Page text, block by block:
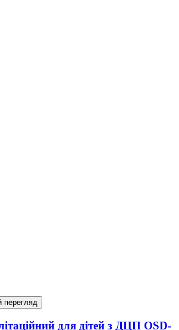
перегляд
для дітей з ДЦП OSD-